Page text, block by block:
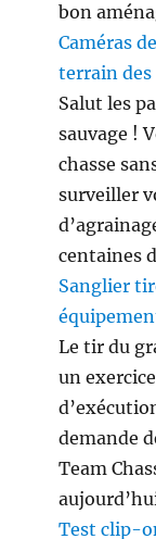
bon
Caméras
terrain des
Salut les
sauvage !
chasse
surveiller
centaines
Sanglier
Le tir du
un
demande
Team
Test clip-